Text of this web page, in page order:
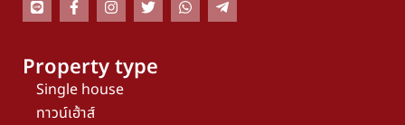
Property type
Single house
ทาวน์เฮ้าส์